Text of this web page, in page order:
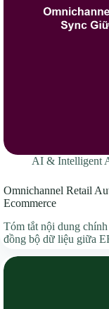
AI & Intelligent
Omnichannel Retail
Ecommerce
Tóm tắt nội dung
đồng bộ dữ liệu giữa